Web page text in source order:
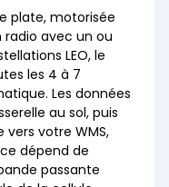
plate, motorisée
avec un ou
LEO, le
les 4 à 7
Les données
au sol, puis
votre WMS,
dépend de
passante